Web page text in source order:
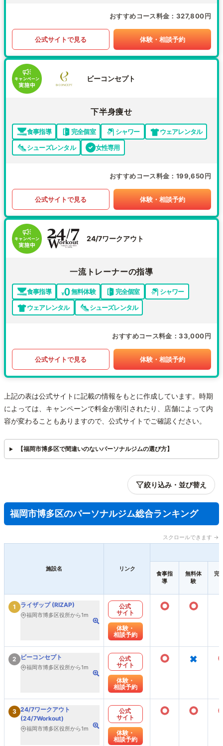
おすすめコース料金 327,800円
公式サイトで見る 体験・相談予約
ビーコンセプト
下半身痩せ
食事指導 完全個室 シャワー
ウェアレンタル
シューズレンタル
女性専用
おすすめコース料金 199,650円
公式サイトで見る 体験・相談予約
24/7ワークアウト
一流トレーナーの指導
食事指導 無料体験 完全個室
シャワー
ウェアレンタル
シューズレンタル
おすすめコース料金 33,000円
公式サイトで見る 体験・相談予約
上記の表は公式サイトに記載の情報をもとに作成しています。時期
によっては、キャンペーンで料金が割引されたり、店舗によって内
容が変わることもありますので、公式サイトでご確認ください。
【福岡市博多区で間違いのないパーソナルジムの選び方】
絞り込み・並び替え
福岡市博多区のパーソナルジム総合ランキング
スクロールできます →
施設名 リンク
食事指
導
無料体
験
完
1 ライザップ (RIZAP)
福岡市博多区役所から1m
公式
サイト
体験・
相談予約
○ ○
2 ビーコンセプト
福岡市博多区役所から1m
公式
サイト
体験・
相談予約
○ ×
3 24/7ワークアウト
(24/7Workout)
福岡市博多区役所から1m
公式
サイト
体験・
相談予約
○ ○